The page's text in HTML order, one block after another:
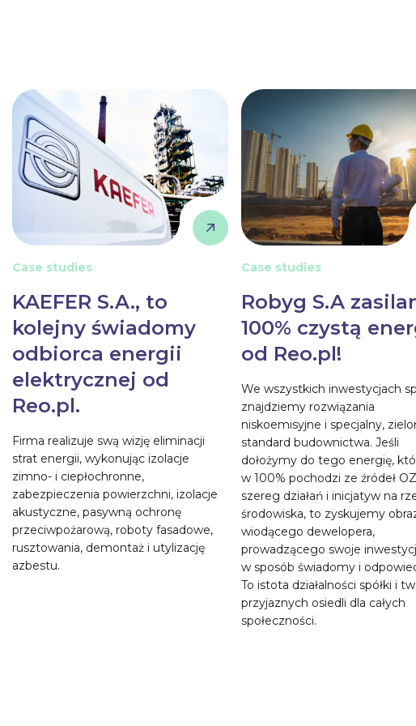
Case studies
KAEFER S.A., to
kolejny świadomy
odbiorca energii
elektrycznej od
Reo.pl.
Firma realizuje swą wizję eliminacji
strat energii, wykonując izolacje
zimno- i ciepłochronne,
zabezpieczenia powierzchni, izolacje
akustyczne, pasywną ochronę
przeciwpożarową, roboty fasadowe,
rusztowania, demontaż i utylizację
azbestu.
Case studies
Robyg S.A
100% czystą
od Reo.pl!
We wszystkich inwestycjach
znajdziemy rozwiązania
niskoemisyjne i specjalny,
standard budownictwa. Jeśli
dołożymy do tego energię,
w 100% pochodzi ze źródeł
szereg działań i inicjatyw na
środowiska, to zyskujemy
wiodącego dewelopera,
prowadzącego swoje
w sposób świadomy i
To istota działalności spółki i
przyjaznych osiedli dla całych
społeczności.